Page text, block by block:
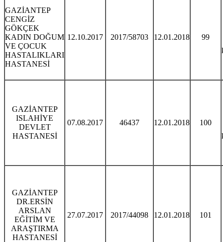
GAZİANTEP
CENGİZ
GÖKÇEK
KADIN DOĞUM
VE ÇOCUK
HASTALIKLARI
HASTANESİ
12.10.2017 2017/58703 12.01.2018
99
GAZİANTEP
ISLAHİYE
DEVLET
HASTANESİ
07.08.2017 46437 12.01.2018
100
GAZİANTEP
DR.ERSİN
ARSLAN
EĞİTİM VE
ARAŞTIRMA
HASTANESİ
27.07.2017 2017/44098 12.01.2018 101